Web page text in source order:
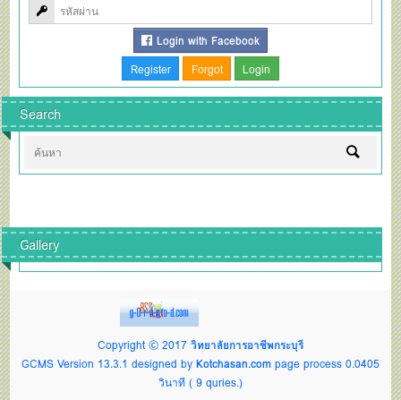
Login with Facebook
Search
Gallery
Copyright © 2017 วิทยาลัยการอาชีพกระบุรี
GCMS Version 13.3.1 designed by Kotchasan.com page process 0.0405
วินาที ( 9 quries.)